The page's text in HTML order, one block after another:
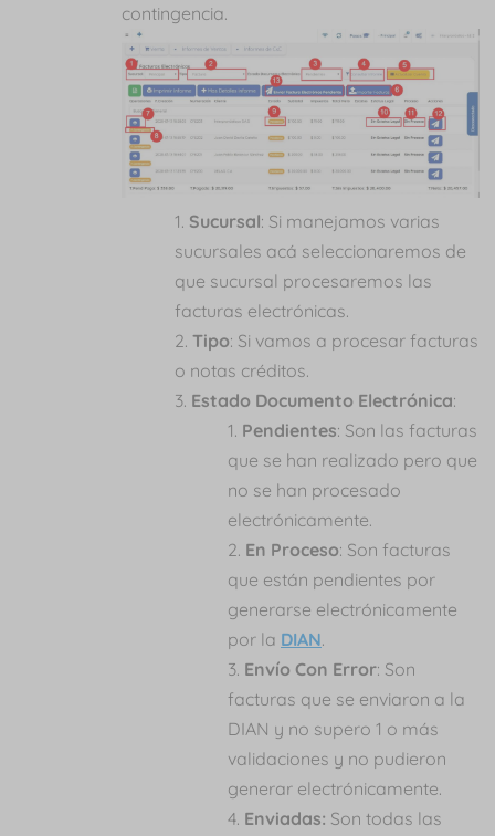
contingencia.
Sucursal: Si manejamos varias
sucursales acá seleccionaremos de
que sucursal procesaremos las
facturas electrónicas.
Tipo: Si vamos a procesar facturas
o notas créditos.
Estado Documento Electrónica:
Pendientes: Son las facturas
que se han realizado pero que
no se han procesado
electrónicamente.
En Proceso: Son facturas
que están pendientes por
generarse electrónicamente
por la DIAN.
Envío Con Error: Son
facturas que se enviaron a la
DIAN y no supero 1 o más
validaciones y no pudieron
generar electrónicamente.
Enviadas: Son todas las